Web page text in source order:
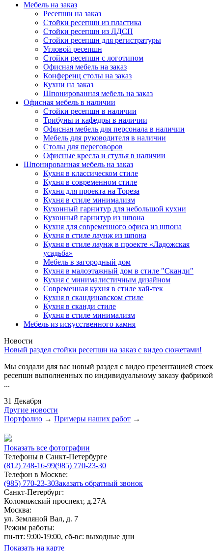
Мебель на заказ
Ресепшн на заказ
Стойки ресепшн из пластика
Стойки ресепшн из ЛДСП
Стойки ресепшн для регистратуры
Угловой ресепшн
Стойки ресепшн с логотипом
Офисная мебель на заказ
Конференц столы на заказ
Кухни на заказ
Шпонированная мебель на заказ
Офисная мебель в наличии
Стойки ресепшн в наличии
Трибуны и кафедры в наличии
Офисная мебель для персонала в наличии
Мебель для руководителя в наличии
Столы для переговоров
Офисные кресла и стулья в наличии
Шпонированная мебель на заказ
Кухня в классическом стиле
Кухня в современном стиле
Кухня для проекта на Тореза
Кухня в стиле минимализм
Кухонный гарнитур для небольшой кухни
Кухонный гарнитур из шпона
Кухня для современного офиса из шпона
Кухня в стиле лаунж из шпона
Кухня в стиле лаунж в проекте «Ладожская
усадьба»
Мебель в загородный дом
Кухня в малоэтажный дом в стиле "Сканди"
Кухня с минималистичным дизайном
Современная кухня в стиле хай-тек
Кухня в скандинавском стиле
Кухня в сканди стиле
Кухня в стиле минимализм
Мебель из искусственного камня
Новости
Новый раздел стойки ресепшн на заказ с видео сюжетами!
Мы создали для вас новый раздел с видео презентацией стоек
ресепшн выполненных по индивидуальному заказу фабрикой
...
31 Декабря
Другие новости
Портфолио → Примеры наших работ →
Показать все фотографии
Телефоны в Санкт-Петербурге
(812) 748-16-99(985) 770-23-30
Телефон в Москве:
(985) 770-23-30Заказать обратный звонок
Санкт-Петербург:
Коломяжский проспект, д.27А
Москва:
ул. Земляной Вал, д. 7
Режим работы:
пн-пт: 9:00-19:00, сб-вс: выходные дни
Показать на карте